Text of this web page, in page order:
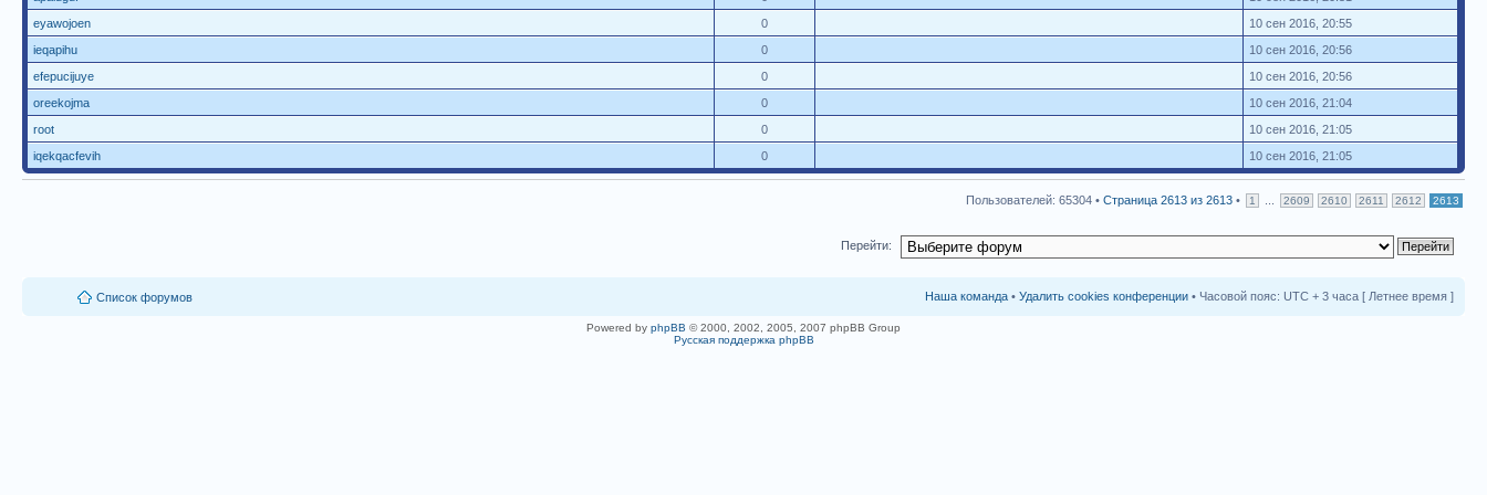
eyawojoen
0
10 сен 2016, 20:55
ieqapihu
0
10 сен 2016, 20:56
efepucijuye
0
10 сен 2016, 20:56
oreekojma
0
10 сен 2016, 21:04
root
0
10 сен 2016, 21:05
iqekqacfevih
0 10 сен 2016, 21:05
Пользователей: 65304 • Страница 2613 из 2613 • 1 2609 2610 2611 2612 2613
Перейти:
Список форумов Наша команда • Удалить cookies конференции • Часовой пояс: UTC + 3 часа [ Летнее время ]
Powered by phpBB © 2000, 2002, 2005, 2007 phpBB Group
Русская поддержка phpBB